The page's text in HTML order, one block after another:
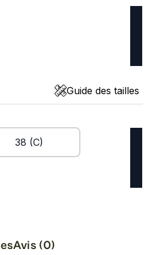
Guide des tailles
38 (C)
Avis (0)